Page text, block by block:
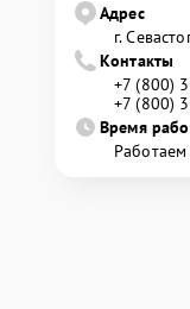
Адрес
г.
Контакты
+7 (800)
+7 (800)
Время